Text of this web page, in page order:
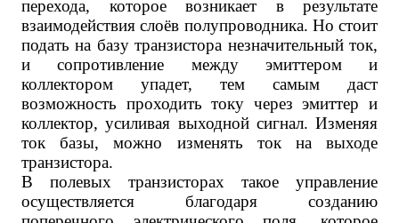
перехода, которое возникает в результате
взаимодействия слоёв полупроводника. Но стоит
подать на базу транзистора незначительный ток,
и сопротивление между эмиттером и
коллектором упадет, тем самым даст
возможность проходить току через эмиттер и
коллектор, усиливая выходной сигнал. Изменяя
ток базы, можно изменять ток на выходе
транзистора.
В полевых транзисторах такое управление
осуществляется благодаря созданию